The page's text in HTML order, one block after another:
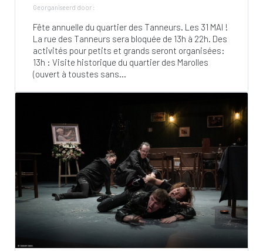
Georganiseerd door :
Fête annuelle du quartier des Tanneurs. Les 31 MAI !
La rue des Tanneurs sera bloquée de 13h à 22h. Des
activités pour petits et grands seront organisées:
13h : Visite historique du quartier des Marolles
(ouvert à toustes sans...